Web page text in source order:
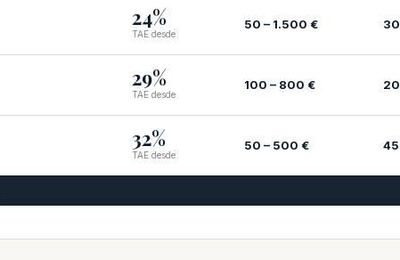
24%
TAE desde
50 – 1.500 €
29%
TAE desde
100 – 800 €
32%
TAE desde
50 – 500 €